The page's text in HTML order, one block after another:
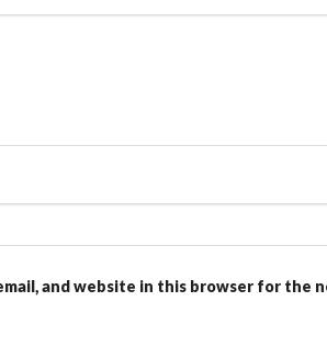
and website in this browser for the